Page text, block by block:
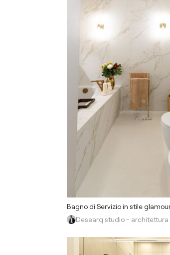
Bagno di Servizio in stile
Desearq studio - architettura